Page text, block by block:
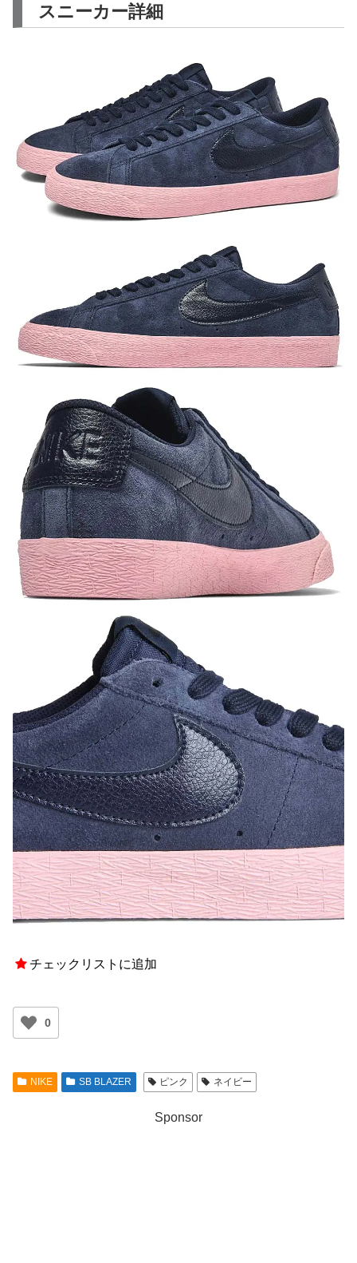
スニーカー詳細
チェックリストに追加
0
NIKE SB BLAZER ピンク ネイビー
Sponsor